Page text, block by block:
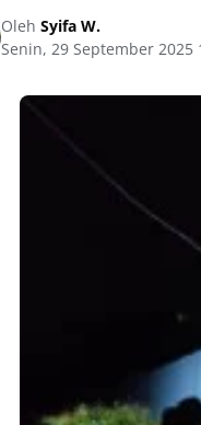
Oleh Syifa W.
Senin, 29 September 2025